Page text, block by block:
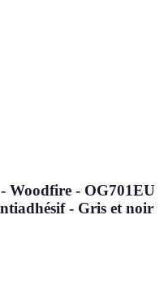
Woodfire - OG701EU
- Gris et noir